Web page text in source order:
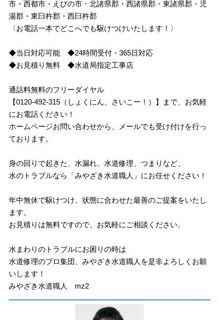
市・西都市・えびの市・北諸県郡・西諸県郡・東諸県郡・児
湯郡・東臼杵郡・西臼杵郡
〈お電話一本でどこへでも駆けつけいたします！〉
◆当日対応可能 ◆24時間受付・365日対応
◆お見積り無料 ◆水道局指定工事店
通話料無料のフリーダイヤル
【0120-492-315（しょくにん、さいこー！）】まで、お気軽
にお電話ください！
ホームページお問い合わせから、メールでも受け付けを行っ
ております。
身の回りで起きた、水漏れ、水道修理、つまりなど、
水のトラブルなら「みやざき水道職人」にお任せください！
年中無休で駆けつけ、状態に合わせた最善のご提案をいたし
ます。
お見積りは無料ですので、お気軽にご相談ください。
水まわりのトラブルにお困りの時は
水道修理のプロ集団、みやざき水道職人を是非よろしくお願
いします！
みやざき水道職人 mz2